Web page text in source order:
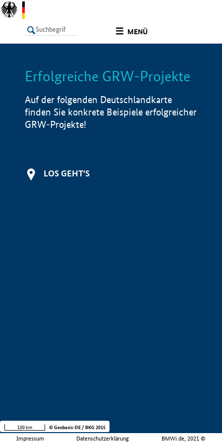
MENÜ
LISTE Info
Erfolgreiche GRW-Projekte
Auf der folgenden Deutschlandkarte
finden Sie konkrete Beispiele erfolgreicher
GRW-Projekte!
LOS GEHT'S
Impressum Datenschutzerklärung BMWi.de, 2021 ©
100 km © Geobasis-DE / BKG 2015